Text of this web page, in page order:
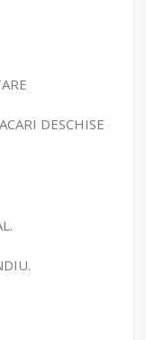
DESCHISE